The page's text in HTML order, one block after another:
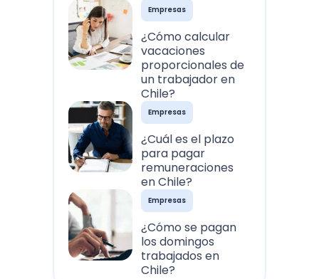
Empresas
¿Cómo calcular
vacaciones
proporcionales de
un trabajador en
Chile?
Empresas
¿Cuál es el plazo
para pagar
remuneraciones
en Chile?
Empresas
¿Cómo se pagan
los domingos
trabajados en
Chile?